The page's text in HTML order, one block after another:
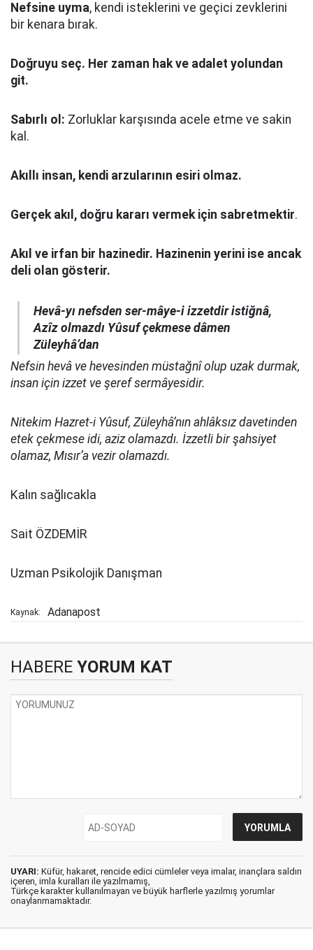
Nefsine uyma, kendi isteklerini ve geçici zevklerini
bir kenara bırak.
Doğruyu seç. Her zaman hak ve adalet yolundan
git.
Sabırlı ol: Zorluklar karşısında acele etme ve sakin
kal.
Akıllı insan, kendi arzularının esiri olmaz.
Gerçek akıl, doğru kararı vermek için sabretmektir.
Akıl ve irfan bir hazinedir. Hazinenin yerini ise ancak
deli olan gösterir.
Hevâ-yı nefsden ser-mâye-i izzetdir istiğnâ,
Azîz olmazdı Yûsuf çekmese dâmen
Züleyhâ’dan
Nefsin hevâ ve hevesinden müstağnî olup uzak durmak,
insan için izzet ve şeref sermâyesidir.
Nitekim Hazret-i Yûsuf, Züleyhâ’nın ahlâksız davetinden
etek çekmese idi, aziz olamazdı. İzzetli bir şahsiyet
olamaz, Mısır’a vezir olamazdı.
Kalın sağlıcakla
Sait ÖZDEMİR
Uzman Psikolojik Danışman
Kaynak: Adanapost
HABERE YORUM KAT
UYARI: Küfür, hakaret, rencide edici cümleler veya imalar, inançlara saldırı
içeren, imla kuralları ile yazılmamış,
Türkçe karakter kullanılmayan ve büyük harflerle yazılmış yorumlar
onaylanmamaktadır.